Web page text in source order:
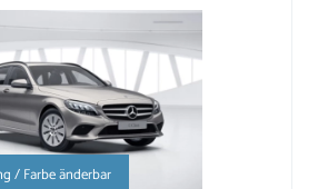
/ Farbe änderbar